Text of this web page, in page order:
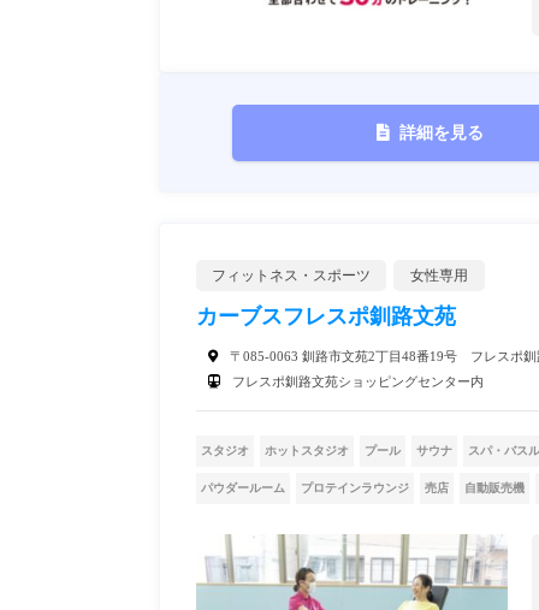
詳細を見る
フィットネス・スポーツ 女性専用
カーブスフレスポ釧路文苑
〒085-0063 釧路市文苑2丁目48番19号 フレスポ釧
フレスポ釧路文苑ショッピングセンター内
スタジオ ホットスタジオ プール サウナ スパ・バス
パウダールーム プロテインラウンジ 売店 自動販売機